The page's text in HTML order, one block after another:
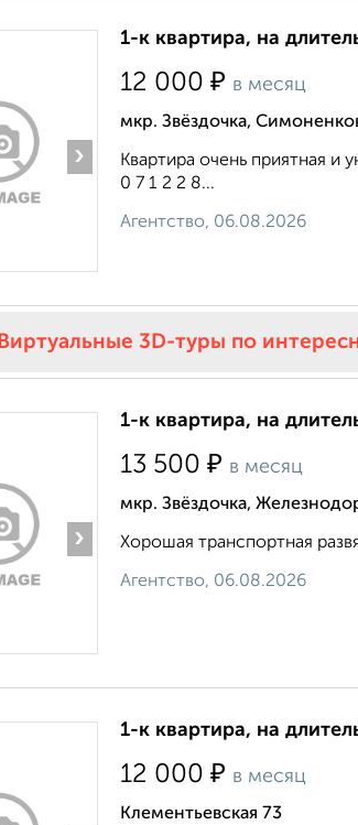
›
1-к квартира, на
12 000 ₽ в месяц
мкр. Звёздочка,
Квартира очень приятная
0 7 1 2 2 8...
Агентство, 06.08.2026
Виртуальные 3D-туры по
›
1-к квартира, на
13 500 ₽ в месяц
мкр. Звёздочка,
Хорошая транспортная
Агентство, 06.08.2026
1-к квартира, на
12 000 ₽ в месяц
Клементьевская 73